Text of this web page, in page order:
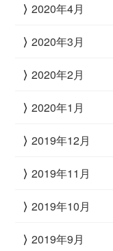
2020年4月
2020年3月
2020年2月
2020年1月
2019年12月
2019年11月
2019年10月
2019年9月